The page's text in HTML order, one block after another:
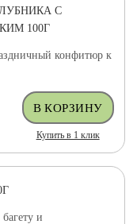
С
100Г
конфитюр к
Купить в 1 клик
и